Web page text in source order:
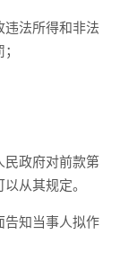
违法所得和非法
政府对前款第
从其规定。
知当事人拟作